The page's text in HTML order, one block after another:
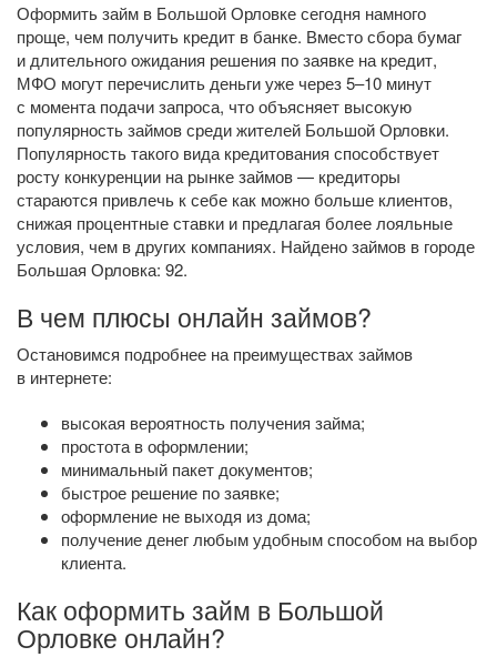
Оформить займ в Большой Орловке сегодня намного
проще, чем получить кредит в банке. Вместо сбора бумаг
и длительного ожидания решения по заявке на кредит,
МФО могут перечислить деньги уже через 5–10 минут
с момента подачи запроса, что объясняет высокую
популярность займов среди жителей Большой Орловки.
Популярность такого вида кредитования способствует
росту конкуренции на рынке займов — кредиторы
стараются привлечь к себе как можно больше клиентов,
снижая процентные ставки и предлагая более лояльные
условия, чем в других компаниях. Найдено займов в городе
Большая Орловка: 92.
В чем плюсы онлайн займов?
Остановимся подробнее на преимуществах займов
в интернете:
высокая вероятность получения займа;
простота в оформлении;
минимальный пакет документов;
быстрое решение по заявке;
оформление не выходя из дома;
получение денег любым удобным способом на выбор
клиента.
Как оформить займ в Большой
Орловке онлайн?